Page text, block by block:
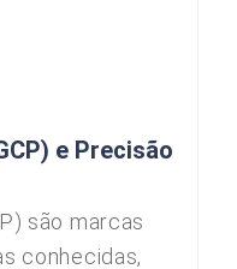
e Precisão
são marcas
conhecidas,